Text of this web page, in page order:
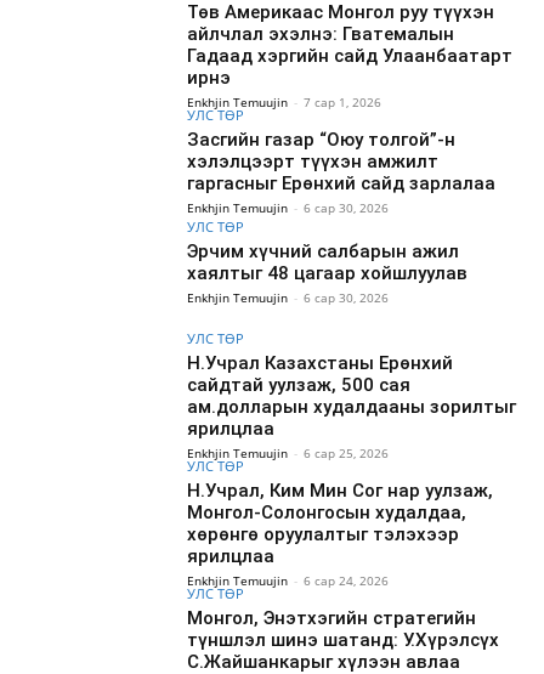
Төв Америкаас Монгол руу түүхэн
айлчлал эхэлнэ: Гватемалын
Гадаад хэргийн сайд Улаанбаатарт
ирнэ
Enkhjin Temuujin - 7 сар 1, 2026
УЛС ТӨР
Засгийн газар “Оюу толгой”-н
хэлэлцээрт түүхэн амжилт
гаргасныг Ерөнхий сайд зарлалаа
Enkhjin Temuujin - 6 сар 30, 2026
УЛС ТӨР
Эрчим хүчний салбарын ажил
хаялтыг 48 цагаар хойшлуулав
Enkhjin Temuujin - 6 сар 30, 2026
УЛС ТӨР
Н.Учрал Казахстаны Ерөнхий
сайдтай уулзаж, 500 сая
ам.долларын худалдааны зорилтыг
ярилцлаа
Enkhjin Temuujin - 6 сар 25, 2026
УЛС ТӨР
Н.Учрал, Ким Мин Сог нар уулзаж,
Монгол-Солонгосын худалдаа,
хөрөнгө оруулалтыг тэлэхээр
ярилцлаа
Enkhjin Temuujin - 6 сар 24, 2026
УЛС ТӨР
Монгол, Энэтхэгийн стратегийн
түншлэл шинэ шатанд: У.Хүрэлсүх
С.Жайшанкарыг хүлээн авлаа